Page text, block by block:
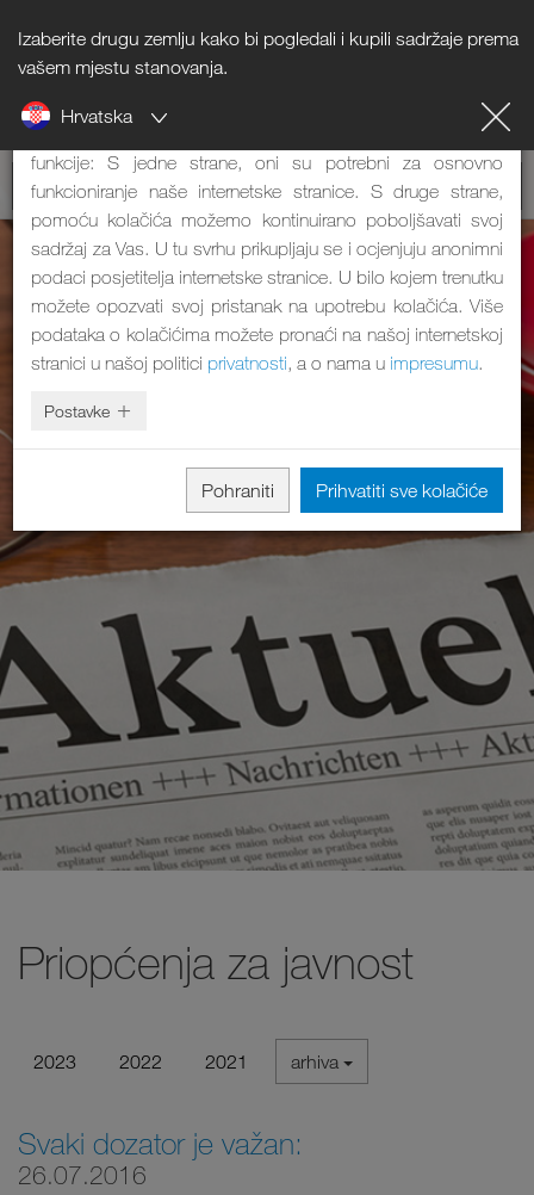
Izaberite drugu zemlju kako bi pogledali i kupili sadržaje prema
vašem mjestu stanovanja.
Hrvatska
Priopćenja za javnost
2023 2022 2021 arhiva
Svaki dozator je važan:
26.07.2016
Napomena o kolačićima
Naša internetska stranica koristi kolačiće. Oni imaju dvije
funkcije: S jedne strane, oni su potrebni za osnovno
funkcioniranje naše internetske stranice. S druge strane,
pomoću kolačića možemo kontinuirano poboljšavati svoj
sadržaj za Vas. U tu svrhu prikupljaju se i ocjenjuju anonimni
podaci posjetitelja internetske stranice. U bilo kojem trenutku
možete opozvati svoj pristanak na upotrebu kolačića. Više
podataka o kolačićima možete pronaći na našoj internetskoj
stranici u našoj politici privatnosti, a o nama u impresumu.
Postavke
Pohraniti Prihvatiti sve kolačiće